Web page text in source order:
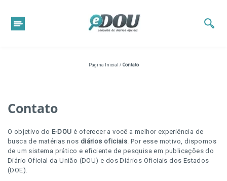
Página Inicial / Contato
Contato
O objetivo do E-DOU é oferecer a você a melhor experiência de
busca de matérias nos diários oficiais. Por esse motivo, dispomos
de um sistema prático e eficiente de pesquisa em publicações do
Diário Oficial da União (DOU) e dos Diários Oficiais dos Estados
(DOE).